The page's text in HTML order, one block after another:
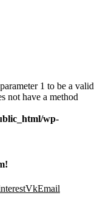
1 to be a valid
not have a method
wp-
VkEmail